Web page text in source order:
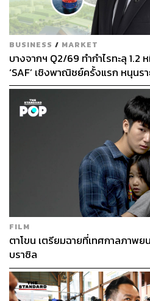
ในการประชุมที่นิวยอร์กครั้งนี้ เรา
ทางการดังที่เรารับทราบกันจาก
วิกฤตอาหาร วิกฤตหนี้ระหว่างป
ปัญหาการพัฒนาอย่างยั่งยืน แต่สิ่
เช่นนี้ในอีกส่วนคือ ความพยายาม
ต้องการขับเคลื่อนทิศทางการเมื
มาทั้งหลังจากการระบาดใหญ่ขอ
สงครามยูเครน ประเทศฝ่ายใต้ไ
ดัง ‘ทางเลือกใหม่’ ในเวทีระหว่าง
ดังจะเห็นได้ว่า ประเทศในฝ่ายใ
ร้องของประเทศฝ่ายเหนือ (The
เห็นว่าระเบียบระหว่างประเทศ (
Based International Order) นั้น
เหนือมากกว่า เช่น ผู้นำประเทศเ
ปัญหาเศรษฐกิจ สาธารณสุข และ
อำนาจของประเทศฝ่ายใต้แต่อย่า
อีกด้วยว่าประเทศมหาอำนาจของ
ยุโรป จีน และรัสเซีย ไม่ได้มีควา
และแก้ปัญหาของประเทศฝ่ายใต้
BUSINESS / MARKET
บางจากฯ Q2/69 ทำกำไรทะลุ 1.2
‘SAF’ เชิงพาณิชย์ครั้งแรก หนุนร
ล้าน
FILM
ตาโขน เตรียมฉายที่เทศกาลภาพ
บราซิล